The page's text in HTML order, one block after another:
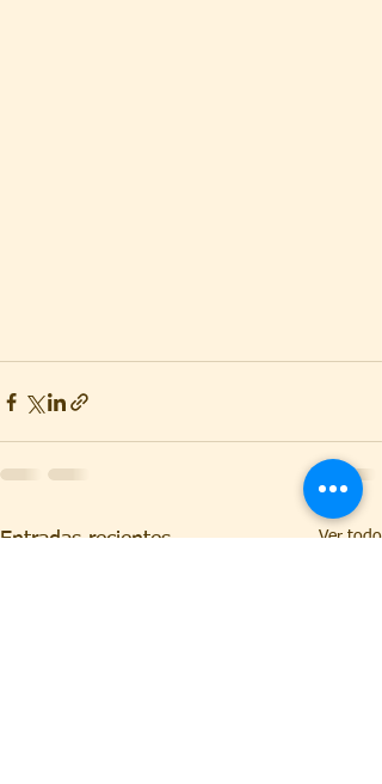
Entradas recientes Ver todo